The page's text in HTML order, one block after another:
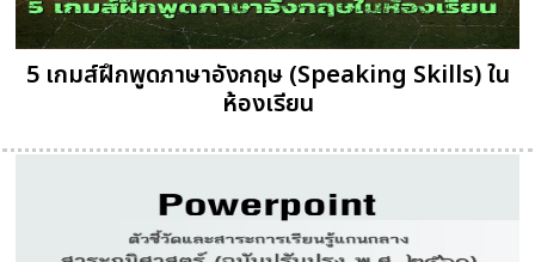
5 เกมส์ฝึกพูดภาษาอังกฤษ (Speaking Skills) ใน
ห้องเรียน